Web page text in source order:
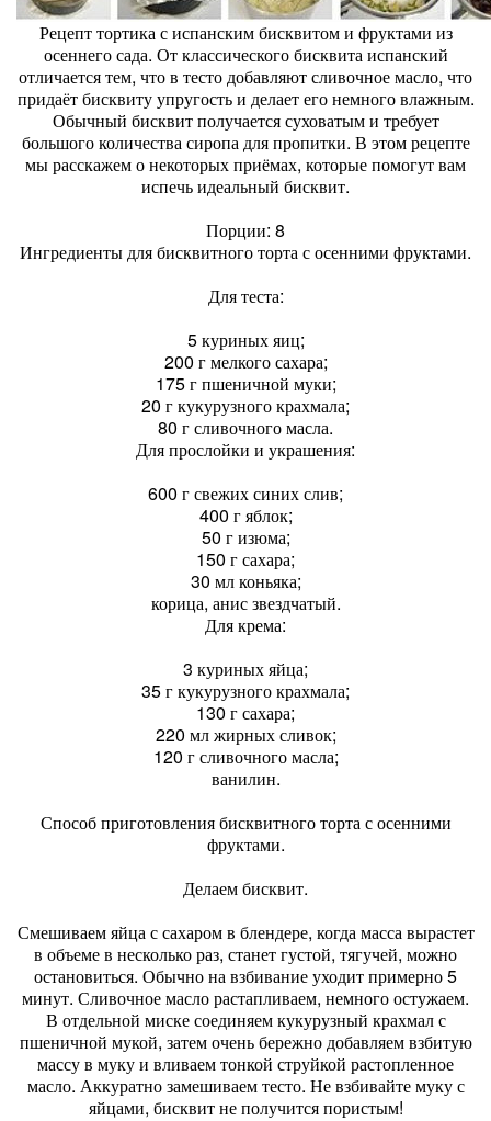
Рецепт тортика с испанским бисквитом и фруктами из
осеннего сада. От классического бисквита испанский
отличается тем, что в тесто добавляют сливочное масло, что
придаёт бисквиту упругость и делает его немного влажным.
Обычный бисквит получается суховатым и требует
большого количества сиропа для пропитки. В этом рецепте
мы расскажем о некоторых приёмах, которые помогут вам
испечь идеальный бисквит.
Порции: 8
Ингредиенты для бисквитного торта с осенними фруктами.
Для теста:
5 куриных яиц;
200 г мелкого сахара;
175 г пшеничной муки;
20 г кукурузного крахмала;
80 г сливочного масла.
Для прослойки и украшения:
600 г свежих синих слив;
400 г яблок;
50 г изюма;
150 г сахара;
30 мл коньяка;
корица, анис звездчатый.
Для крема:
3 куриных яйца;
35 г кукурузного крахмала;
130 г сахара;
220 мл жирных сливок;
120 г сливочного масла;
ванилин.
Способ приготовления бисквитного торта с осенними
фруктами.
Делаем бисквит.
Смешиваем яйца с сахаром в блендере, когда масса вырастет
в объеме в несколько раз, станет густой, тягучей, можно
остановиться. Обычно на взбивание уходит примерно 5
минут. Сливочное масло растапливаем, немного остужаем.
В отдельной миске соединяем кукурузный крахмал с
пшеничной мукой, затем очень бережно добавляем взбитую
массу в муку и вливаем тонкой струйкой растопленное
масло. Аккуратно замешиваем тесто. Не взбивайте муку с
яйцами, бисквит не получится пористым!